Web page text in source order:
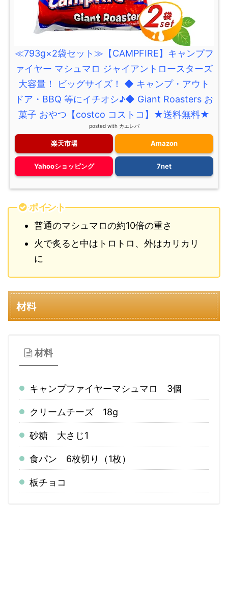
≪793g×2袋セット≫【CAMPFIRE】キャンプフ
ァイヤー マシュマロ ジャイアントロースターズ
大容量！ ビッグサイズ！ ◆ キャンプ・アウト
ドア・BBQ 等にイチオシ♪◆ Giant Roasters お
菓子 おやつ【costco コストコ】★送料無料★
posted with カエレバ
楽天市場 Amazon
Yahooショッピング 7net
ポイント
普通のマシュマロの約10倍の重さ
火で炙ると中はトロトロ、外はカリカリ
に
材料
材料
キャンプファイヤーマシュマロ 3個
クリームチーズ 18g
砂糖 大さじ1
食パン 6枚切り（1枚）
板チョコ